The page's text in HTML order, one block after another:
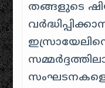
തങ്ങളുടെ